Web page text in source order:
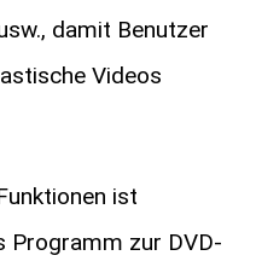
damit Benutzer
Videos
ist
zur DVD-